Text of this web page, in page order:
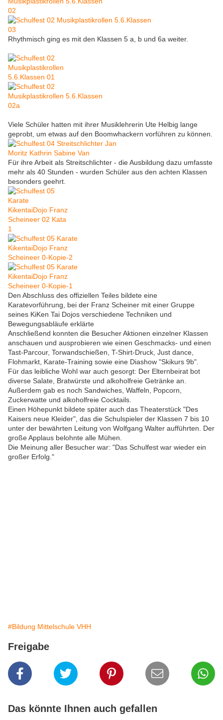
Rhythmisch ging es mit den Klassen 5 a, b und 6a weiter.
Viele Schüler hatten mit ihrer Musiklehrerin Ute Helbig lange
geprobt, um etwas auf den Boomwhackern vorführen zu können.
Für ihre Arbeit als Streitschlichter - die Ausbildung dazu umfasste
mehr als 40 Stunden - wurden Schüler aus den achten Klassen
besonders geehrt.
Den Abschluss des offiziellen Teiles bildete eine
Karatevorführung, bei der Franz Scheiner mit einer Gruppe
seines KiKen Tai Dojos verschiedene Techniken und
Bewegungsabläufe erklärte
Anschließend konnten die Besucher Aktionen einzelner Klassen
anschauen und ausprobieren wie einen Geschmacks- und einen
Tast-Parcour, Torwandschießen, T-Shirt-Druck, Just dance,
Flohmarkt, Karate-Training sowie eine Diashow "Skikurs 9b".
Für das leibliche Wohl war auch gesorgt: Der Elternbeirat bot
diverse Salate, Bratwürste und alkoholfreie Getränke an.
Außerdem gab es noch Sandwiches, Waffeln, Popcorn,
Zuckerwatte und alkoholfreie Cocktails.
Einen Höhepunkt bildete später auch das Theaterstück "Des
Kaisers neue Kleider", das die Schulspieler der Klassen 7 bis 10
unter der bewährten Leitung von Wolfgang Walter aufführten. Der
große Applaus belohnte alle Mühen.
Die Meinung aller Besucher war: "Das Schulfest war wieder ein
großer Erfolg."
#Bildung Mittelschule VHH
Freigabe
Das könnte Ihnen auch gefallen